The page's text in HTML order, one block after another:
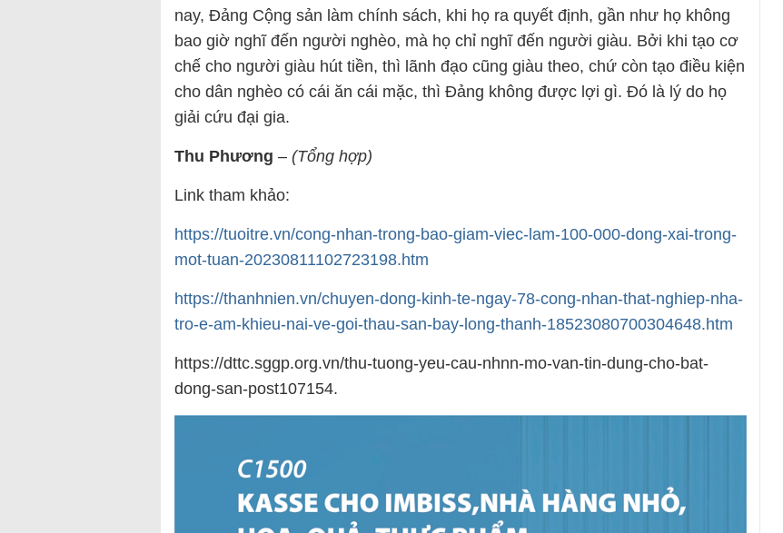
nay, Đảng Cộng sản làm chính sách, khi họ ra quyết định, gần như họ không
bao giờ nghĩ đến người nghèo, mà họ chỉ nghĩ đến người giàu. Bởi khi tạo cơ
chế cho người giàu hút tiền, thì lãnh đạo cũng giàu theo, chứ còn tạo điều kiện
cho dân nghèo có cái ăn cái mặc, thì Đảng không được lợi gì. Đó là lý do họ
giải cứu đại gia.
Thu Phương – (Tổng hợp)
Link tham khảo:
https://tuoitre.vn/cong-nhan-trong-bao-giam-viec-lam-100-000-dong-xai-trong-
mot-tuan-20230811102723198.htm
https://thanhnien.vn/chuyen-dong-kinh-te-ngay-78-cong-nhan-that-nghiep-nha-
tro-e-am-khieu-nai-ve-goi-thau-san-bay-long-thanh-18523080700304648.htm
https://dttc.sggp.org.vn/thu-tuong-yeu-cau-nhnn-mo-van-tin-dung-cho-bat-
dong-san-post107154.